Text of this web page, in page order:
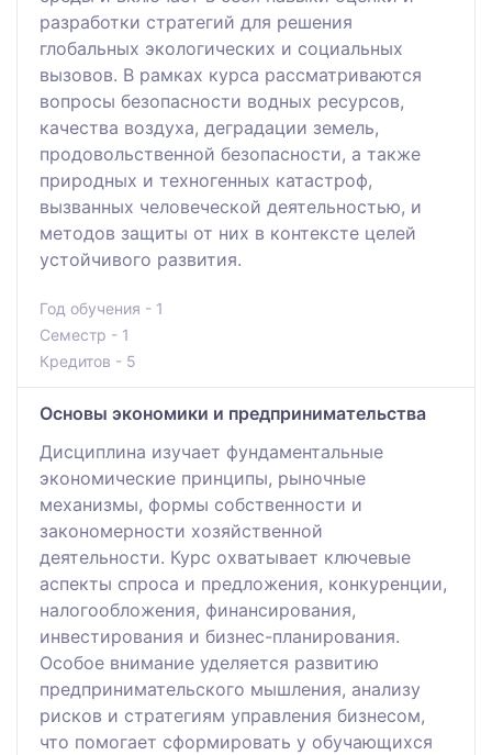
разработки стратегий для решения
глобальных экологических и социальных
вызовов. В рамках курса рассматриваются
вопросы безопасности водных ресурсов,
качества воздуха, деградации земель,
продовольственной безопасности, а также
природных и техногенных катастроф,
вызванных человеческой деятельностью, и
методов защиты от них в контексте целей
устойчивого развития.
Год обучения - 1
Семестр - 1
Кредитов - 5
Основы экономики и предпринимательства
Дисциплина изучает фундаментальные
экономические принципы, рыночные
механизмы, формы собственности и
закономерности хозяйственной
деятельности. Курс охватывает ключевые
аспекты спроса и предложения, конкуренции,
налогообложения, финансирования,
инвестирования и бизнес-планирования.
Особое внимание уделяется развитию
предпринимательского мышления, анализу
рисков и стратегиям управления бизнесом,
что помогает сформировать у обучающихся